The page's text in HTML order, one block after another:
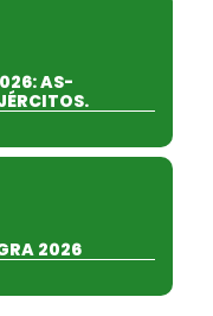
AS-
2026